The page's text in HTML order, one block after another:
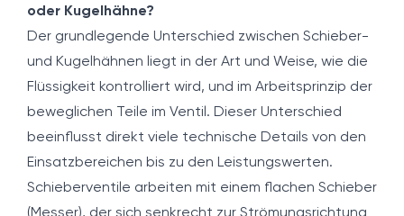
oder Kugelhähne?
Der grundlegende Unterschied zwischen Schieber-
und Kugelhähnen liegt in der Art und Weise, wie die
Flüssigkeit kontrolliert wird, und im Arbeitsprinzip der
beweglichen Teile im Ventil. Dieser Unterschied
beeinflusst direkt viele technische Details von den
Einsatzbereichen bis zu den Leistungswerten.
Schieberventile arbeiten mit einem flachen Schieber